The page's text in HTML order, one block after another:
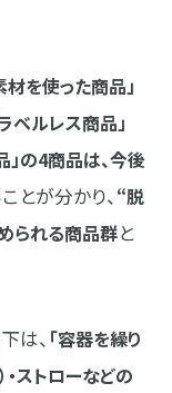
材を使った商品」
ベルレス商品」
」の4商品は、今後
とが分かり、“脱
られる商品群と
は、 「容器を繰り
・ストローなどの